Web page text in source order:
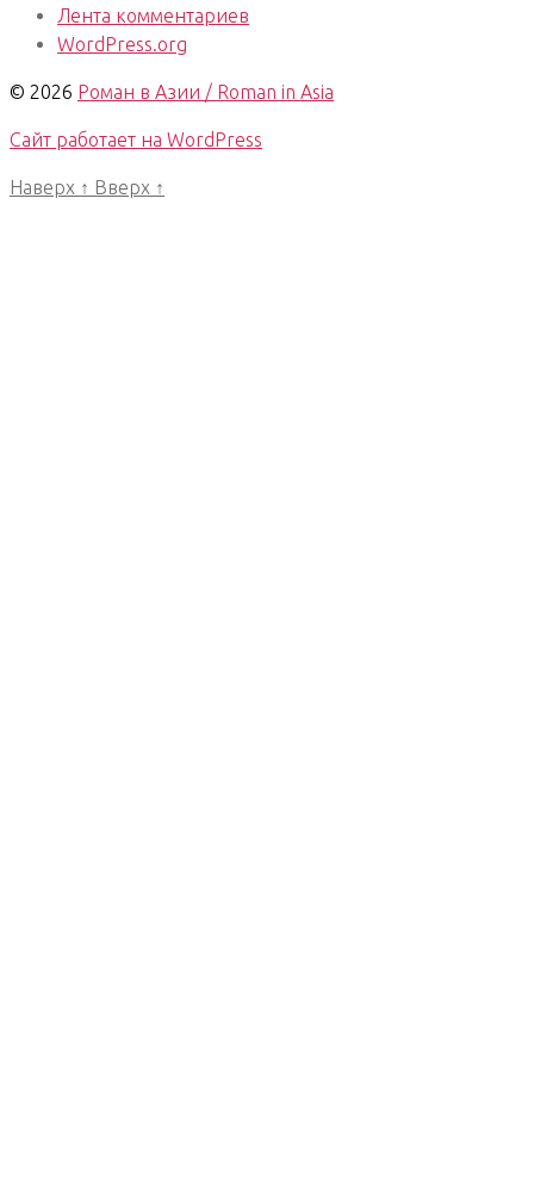
Лента комментариев
WordPress.org
© 2026 Роман в Азии / Roman in Asia
Сайт работает на WordPress
Наверх ↑ Вверх ↑